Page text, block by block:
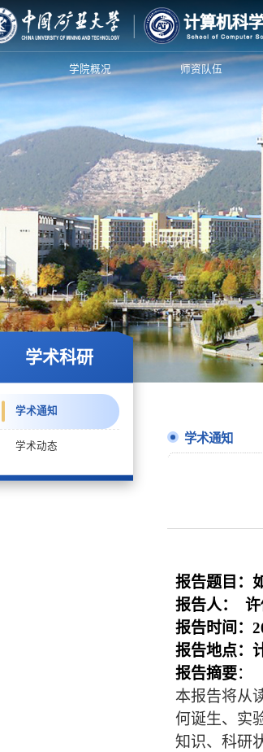
学院概况 师资队伍
学术科研
学术通知
学术动态
学术通知
报告题目：
报告人： 许
报告时间：
报告地点：
报告摘要：
本报告将从
何诞生、实
知识、科研